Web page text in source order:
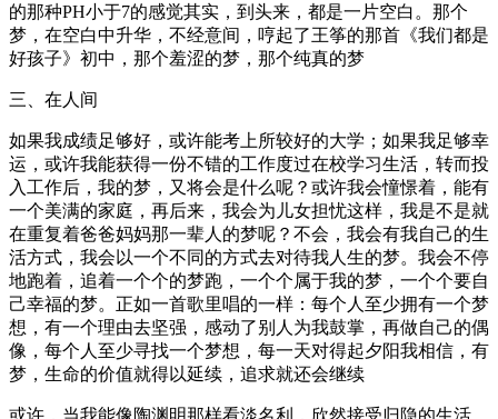
的那种PH小于7的感觉其实，到头来，都是一片空白。那个
梦，在空白中升华，不经意间，哼起了王筝的那首《我们都是
好孩子》初中，那个羞涩的梦，那个纯真的梦
三、在人间
如果我成绩足够好，或许能考上所较好的大学；如果我足够幸
运，或许我能获得一份不错的工作度过在校学习生活，转而投
入工作后，我的梦，又将会是什么呢？或许我会憧憬着，能有
一个美满的家庭，再后来，我会为儿女担忧这样，我是不是就
在重复着爸爸妈妈那一辈人的梦呢？不会，我会有我自己的生
活方式，我会以一个不同的方式去对待我人生的梦。我会不停
地跑着，追着一个个的梦跑，一个个属于我的梦，一个个要自
己幸福的梦。正如一首歌里唱的一样：每个人至少拥有一个梦
想，有一个理由去坚强，感动了别人为我鼓掌，再做自己的偶
像，每个人至少寻找一个梦想，每一天对得起夕阳我相信，有
梦，生命的价值就得以延续，追求就还会继续